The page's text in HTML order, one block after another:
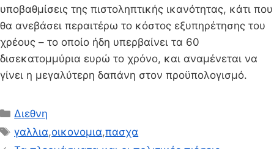
υποβαθμίσεις της πιστοληπτικής ικανότητας, κάτι που
θα ανεβάσει περαιτέρω το κόστος εξυπηρέτησης του
χρέους – το οποίο ήδη υπερβαίνει τα 60
δισεκατομμύρια ευρώ το χρόνο, και αναμένεται να
γίνει η μεγαλύτερη δαπάνη στον προϋπολογισμό.
Κατηγορίες
Διεθνη
Ετικέτες
γαλλια,οικονομια,πασχα